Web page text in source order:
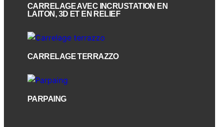
CARRELAGE AVEC INCRUSTATION EN
LAITON, 3D ET EN RELIEF
CARRELAGE TERRAZZO
PARPAING